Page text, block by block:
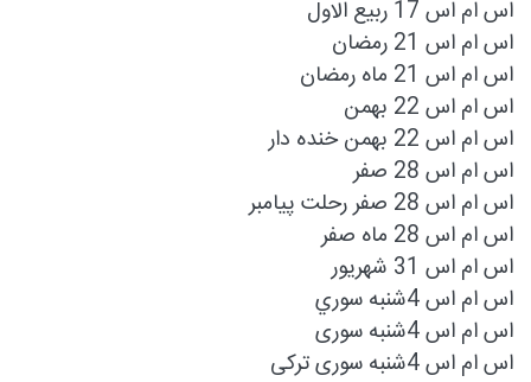
اس ام اس 17 ربیع الاول
اس ام اس 21 رمضان
اس ام اس 21 ماه رمضان
اس ام اس 22 بهمن
اس ام اس 22 بهمن خنده دار
اس ام اس 28 صفر
اس ام اس 28 صفر رحلت پیامبر
اس ام اس 28 ماه صفر
اس ام اس 31 شهریور
اس ام اس 4شنبه سوري
اس ام اس 4شنبه سوری
اس ام اس 4شنبه سوری ترکی